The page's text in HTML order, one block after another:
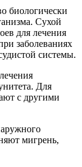
биологически
Сухой
для лечения
заболеваниях
системы.
Для
с другими
мигрень,